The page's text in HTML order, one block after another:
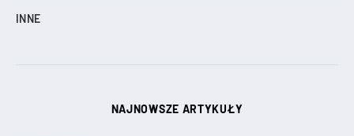
INNE
NAJNOWSZE ARTYKUŁY